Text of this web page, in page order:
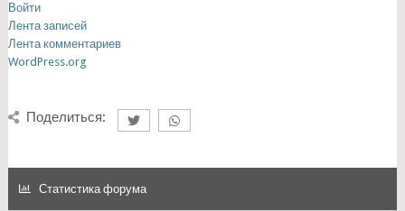
Войти
Лента записей
Лента комментариев
WordPress.org
Поделиться:
Статистика форума